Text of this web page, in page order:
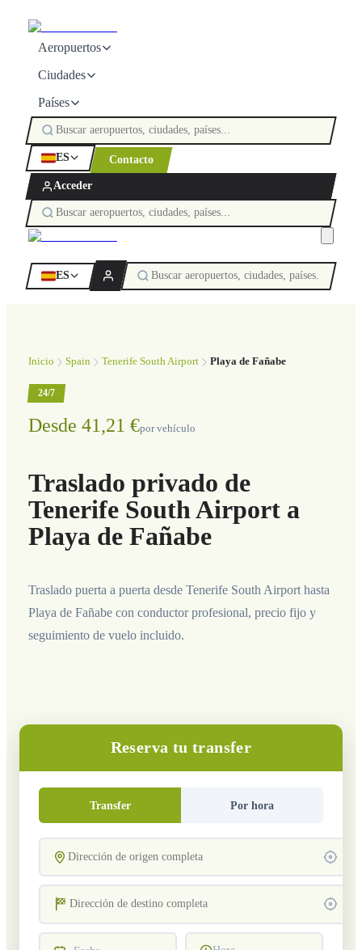
Aeropuertos
Ciudades
Países
ES Contacto
Acceder
ES
Inicio Spain Tenerife South Airport Playa de Fañabe
24/7
Desde 41,21 €por vehículo
Traslado privado de
Tenerife South Airport a
Playa de Fañabe
Traslado puerta a puerta desde Tenerife South Airport hasta
Playa de Fañabe con conductor profesional, precio fijo y
seguimiento de vuelo incluido.
Reserva tu transfer
Transfer Por hora